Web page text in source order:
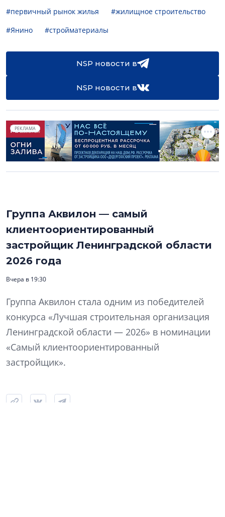
#первичный рынок жилья
#жилищное строительство
#Янино
#стройматериалы
NSP новости в
NSP новости в
РЕКЛАМА
Группа Аквилон — самый
клиентоориентированный
застройщик Ленинградской области
2026 года
Вчера в 19:30
Группа Аквилон стала одним из победителей
конкурса «Лучшая строительная организация
Ленинградской области — 2026» в номинации
«Самый клиентоориентированный
застройщик».